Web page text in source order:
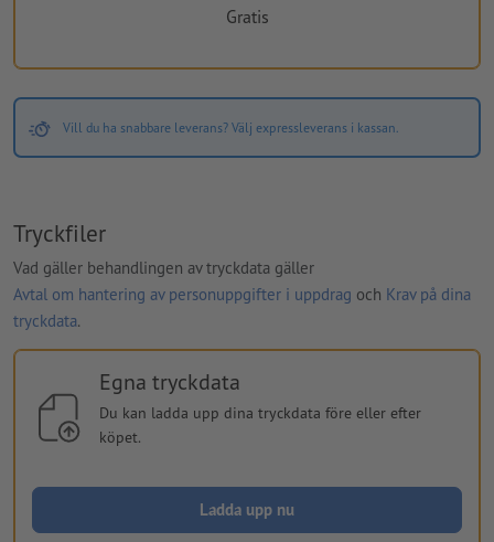
Gratis
Vill du ha snabbare leverans? Välj expressleverans i kassan.
Tryckfiler
Vad gäller behandlingen av tryckdata gäller
Avtal om hantering av personuppgifter i uppdrag och Krav på dina
tryckdata.
Egna tryckdata
Du kan ladda upp dina tryckdata före eller efter
köpet.
Ladda upp nu